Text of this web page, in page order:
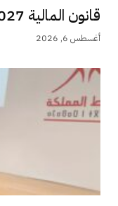
قانون المالية 2027: أخنوش يبقي على دعم...
أغسطس 6, 2026